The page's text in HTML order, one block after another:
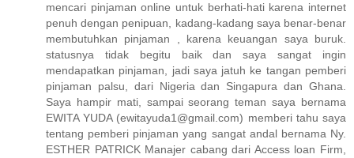
mencari pinjaman online untuk berhati-hati karena internet
penuh dengan penipuan, kadang-kadang saya benar-benar
membutuhkan pinjaman , karena keuangan saya buruk.
statusnya tidak begitu baik dan saya sangat ingin
mendapatkan pinjaman, jadi saya jatuh ke tangan pemberi
pinjaman palsu, dari Nigeria dan Singapura dan Ghana.
Saya hampir mati, sampai seorang teman saya bernama
EWITA YUDA (ewitayuda1@gmail.com) memberi tahu saya
tentang pemberi pinjaman yang sangat andal bernama Ny.
ESTHER PATRICK Manajer cabang dari Access loan Firm,